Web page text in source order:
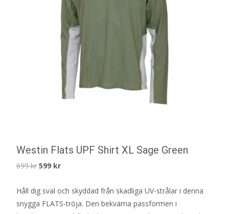
Westin Flats UPF Shirt XL Sage Green
699kr Det
priset
var:
599 krDet
priset
är:
Håll dig sval och skyddad från skadliga UV-strålar i denna
snygga FLATS-tröja. Den bekväma passformen i